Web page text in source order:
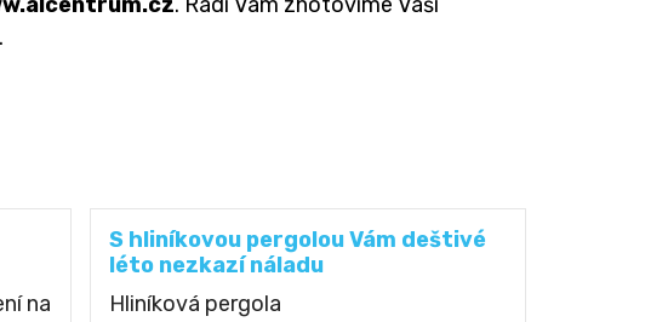
na
S hliníkovou pergolou Vám deštivé
léto nezkazí náladu
Hliníková pergola